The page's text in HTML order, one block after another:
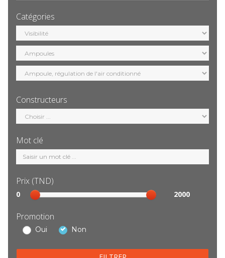
Catégories
Sélection
catégorie
Constructeurs
Sélection
constructeur
Mot clé
Mot
clé
Prix (TND)
Sélection
prix
0 2000
Promotion
Oui Non